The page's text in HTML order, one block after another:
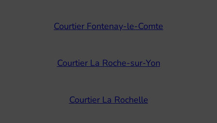
Courtier Fontenay-le-Comte
Courtier La Roche-sur-Yon
Courtier La Rochelle